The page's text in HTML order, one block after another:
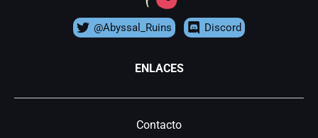
@Abyssal_Ruins Discord
ENLACES
Contacto